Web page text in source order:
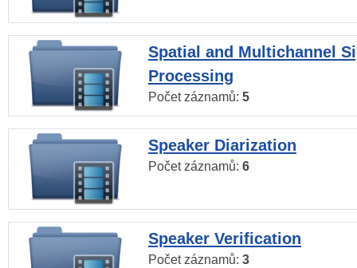
Spatial and Multichannel
Processing
Počet záznamů: 5
Speaker Diarization
Počet záznamů: 6
Speaker Verification
Počet záznamů: 3